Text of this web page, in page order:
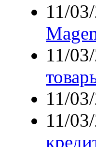
11/
11/
11/
11/